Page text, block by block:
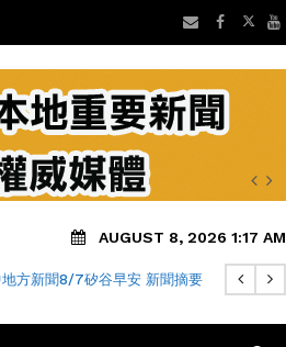
AUGUST 8, 2026 1:17 AM
地方新聞8/7矽谷早安 新聞摘要